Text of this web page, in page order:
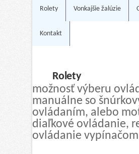
Rolety Vonkajšie žalúzie
Kontakt
Rolety
možnosť výberu
manuálne so
ovládaním, alebo
diaľkové ovládanie,
ovládanie vypínačom